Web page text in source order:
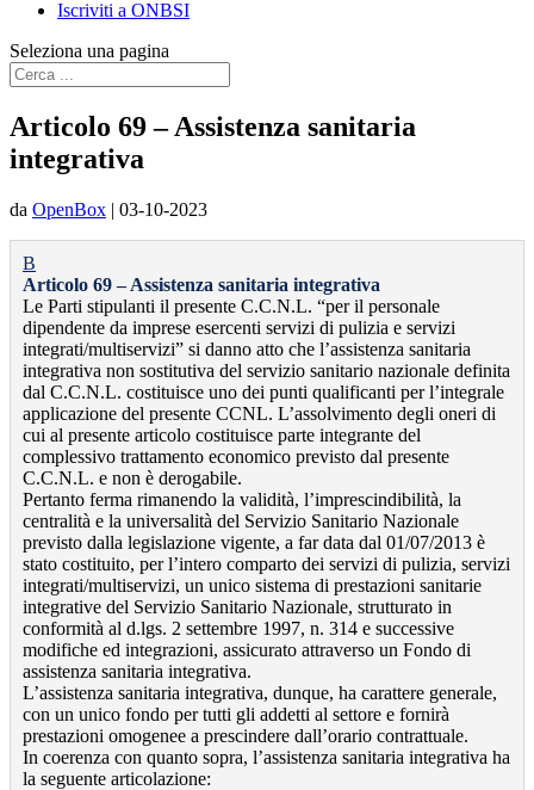
Iscriviti a ONBSI
Seleziona una pagina
Articolo 69 – Assistenza sanitaria
integrativa
da OpenBox | 03-10-2023
B
Articolo 69 – Assistenza sanitaria integrativa
Le Parti stipulanti il presente C.C.N.L. “per il personale
dipendente da imprese esercenti servizi di pulizia e servizi
integrati/multiservizi” si danno atto che l’assistenza sanitaria
integrativa non sostitutiva del servizio sanitario nazionale definita
dal C.C.N.L. costituisce uno dei punti qualificanti per l’integrale
applicazione del presente CCNL. L’assolvimento degli oneri di
cui al presente articolo costituisce parte integrante del
complessivo trattamento economico previsto dal presente
C.C.N.L. e non è derogabile.
Pertanto ferma rimanendo la validità, l’imprescindibilità, la
centralità e la universalità del Servizio Sanitario Nazionale
previsto dalla legislazione vigente, a far data dal 01/07/2013 è
stato costituito, per l’intero comparto dei servizi di pulizia, servizi
integrati/multiservizi, un unico sistema di prestazioni sanitarie
integrative del Servizio Sanitario Nazionale, strutturato in
conformità al d.lgs. 2 settembre 1997, n. 314 e successive
modifiche ed integrazioni, assicurato attraverso un Fondo di
assistenza sanitaria integrativa.
L’assistenza sanitaria integrativa, dunque, ha carattere generale,
con un unico fondo per tutti gli addetti al settore e fornirà
prestazioni omogenee a prescindere dall’orario contrattuale.
In coerenza con quanto sopra, l’assistenza sanitaria integrativa ha
la seguente articolazione: